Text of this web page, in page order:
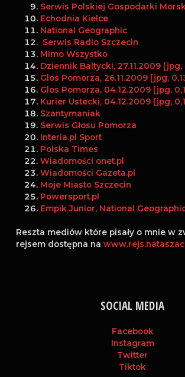
Serwis Polskiej Gospodarki
Echodnia Kielce
National Geographic
Serwis Radio Szczecin
Mimo Wszystko
Dziennik Baltycki, 27.11.2009 [jpg,
Glos Pomorza, 26.11.2009 [jpg,
Glos Pomorza, 04.12.2009 [jpg,
Kurier Ustecki, 04.12.2009 [jpg,
Szantymaniak
Serwis Głosu Pomorza
interia.pl Sport
Polska Times
Wiadomości onet.pl
Wiadomości Gazeta.pl
Moje Miasto Szczecin
Powersport.pl
Empik Junior, National
Reszta mediów które pisały o mnie w
rejsem dostępna na
SOCIAL MEDIA
Facebook
Instagram
Twitter
Tiktok